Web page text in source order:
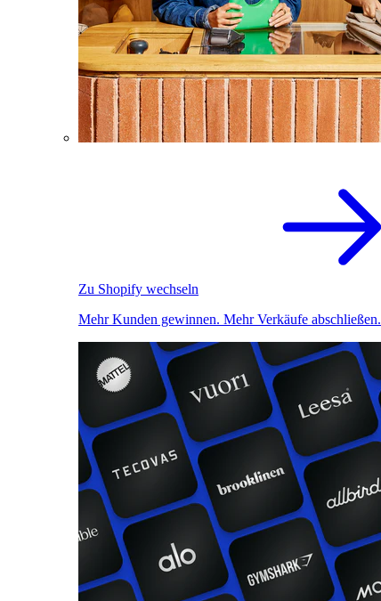
Zu Shopify wechseln
Mehr Kunden gewinnen. Mehr Verkäufe abschließen.